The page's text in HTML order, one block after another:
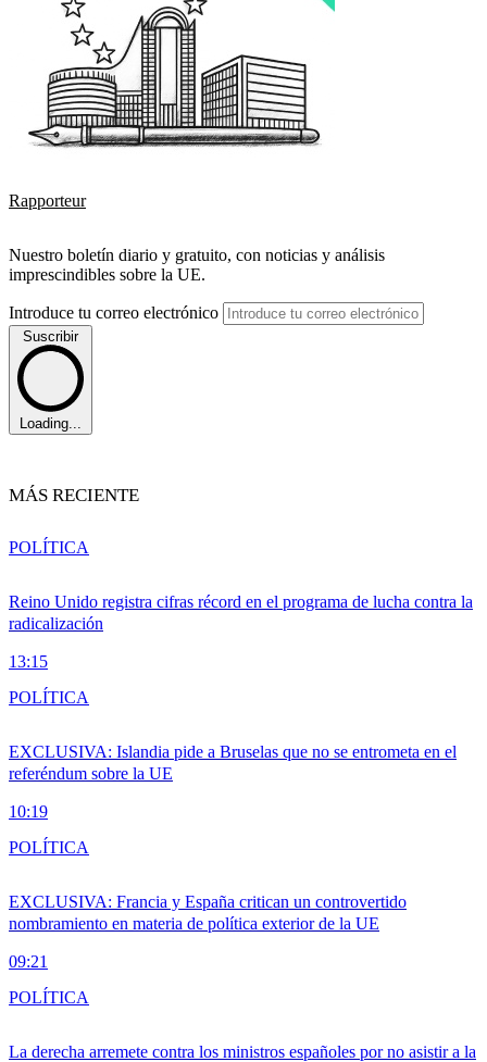
Rapporteur
Nuestro boletín diario y gratuito, con noticias y análisis
imprescindibles sobre la UE.
Introduce tu correo electrónico
Suscribir
Loading...
MÁS RECIENTE
Reino Unido registra cifras récord en el programa de lucha contra la
radicalización
13:15
POLÍTICA
EXCLUSIVA: Islandia pide a Bruselas que no se entrometa en el
referéndum sobre la UE
10:19
POLÍTICA
EXCLUSIVA: Francia y España critican un controvertido
nombramiento en materia de política exterior de la UE
09:21
POLÍTICA
La derecha arremete contra los ministros españoles por no asistir a la
POLÍTICA